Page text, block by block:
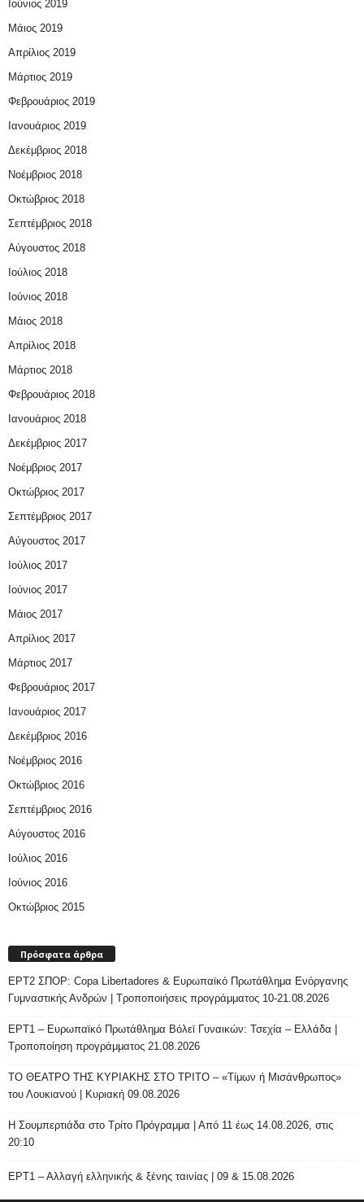
Ιούνιος 2019
Μάιος 2019
Απρίλιος 2019
Μάρτιος 2019
Φεβρουάριος 2019
Ιανουάριος 2019
Δεκέμβριος 2018
Νοέμβριος 2018
Οκτώβριος 2018
Σεπτέμβριος 2018
Αύγουστος 2018
Ιούλιος 2018
Ιούνιος 2018
Μάιος 2018
Απρίλιος 2018
Μάρτιος 2018
Φεβρουάριος 2018
Ιανουάριος 2018
Δεκέμβριος 2017
Νοέμβριος 2017
Οκτώβριος 2017
Σεπτέμβριος 2017
Αύγουστος 2017
Ιούλιος 2017
Ιούνιος 2017
Μάιος 2017
Απρίλιος 2017
Μάρτιος 2017
Φεβρουάριος 2017
Ιανουάριος 2017
Δεκέμβριος 2016
Νοέμβριος 2016
Οκτώβριος 2016
Σεπτέμβριος 2016
Αύγουστος 2016
Ιούλιος 2016
Ιούνιος 2016
Οκτώβριος 2015
Πρόσφατα άρθρα
ΕΡΤ2 ΣΠΟΡ: Copa Libertadores & Ευρωπαϊκό Πρωτάθλημα Ενόργανης
Γυμναστικής Ανδρών | Τροποποιήσεις προγράμματος 10-21.08.2026
ΕΡΤ1 – Ευρωπαϊκό Πρωτάθλημα Βόλεϊ Γυναικών: Τσεχία – Ελλάδα |
Τροποποίηση προγράμματος 21.08.2026
ΤΟ ΘΕΑΤΡΟ ΤΗΣ ΚΥΡΙΑΚΗΣ ΣΤΟ ΤΡΙΤΟ – «Τίμων ή Μισάνθρωπος»
του Λουκιανού | Κυριακή 09.08.2026
H Σουμπερτιάδα στο Τρίτο Πρόγραμμα | Από 11 έως 14.08.2026, στις
20:10
ΕΡΤ1 – Αλλαγή ελληνικής & ξένης ταινίας | 09 & 15.08.2026